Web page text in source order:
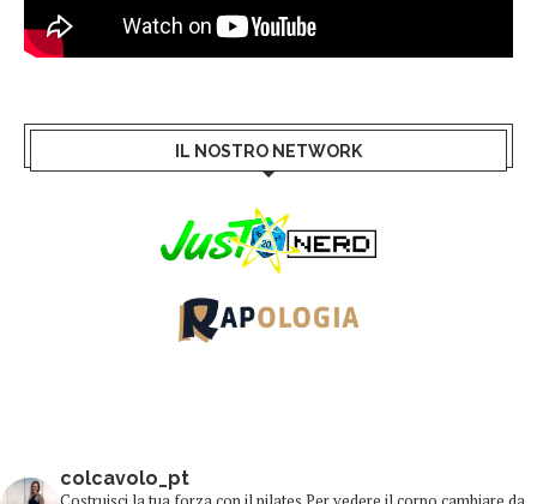
IL NOSTRO NETWORK
colcavolo_pt